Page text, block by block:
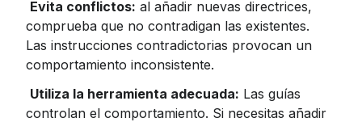
Evita conflictos: al añadir nuevas directrices,
comprueba que no contradigan las existentes.
Las instrucciones contradictorias provocan un
comportamiento inconsistente.
Utiliza la herramienta adecuada: Las guías
controlan el comportamiento. Si necesitas añadir